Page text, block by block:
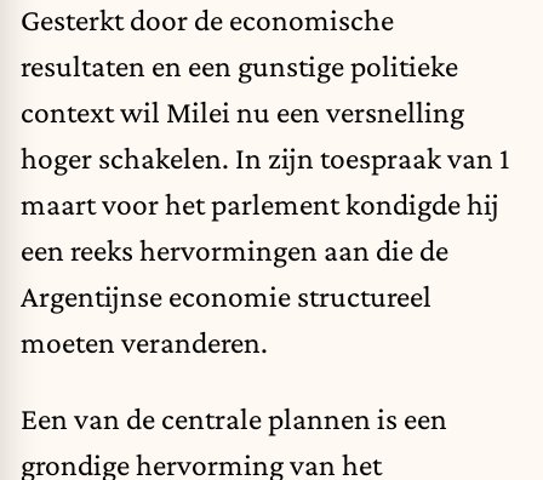
Gesterkt door de economische
resultaten en een gunstige politieke
context wil Milei nu een versnelling
hoger schakelen. In zijn toespraak van 1
maart voor het parlement kondigde hij
een reeks hervormingen aan die de
Argentijnse economie structureel
moeten veranderen.
Een van de centrale plannen is een
grondige hervorming van het